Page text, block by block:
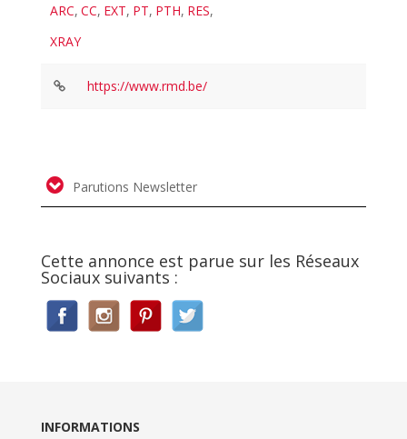
ARC, CC, EXT, PT, PTH, RES,
XRAY
https://www.rmd.be/
Parutions Newsletter
Cette annonce est parue sur les Réseaux
Sociaux suivants :
INFORMATIONS